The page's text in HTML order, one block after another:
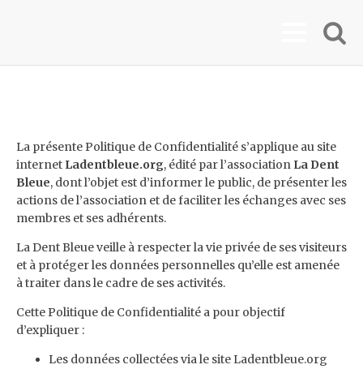
La présente Politique de Confidentialité s’applique au site
internet Ladentbleue.org, édité par l’association La Dent
Bleue, dont l’objet est d’informer le public, de présenter les
actions de l’association et de faciliter les échanges avec ses
membres et ses adhérents.
La Dent Bleue veille à respecter la vie privée de ses visiteurs
et à protéger les données personnelles qu’elle est amenée
à traiter dans le cadre de ses activités.
Cette Politique de Confidentialité a pour objectif
d’expliquer :
Les données collectées via le site Ladentbleue.org